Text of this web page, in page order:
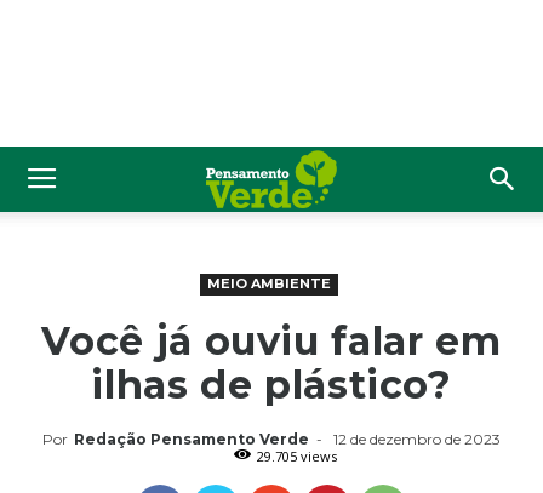
MEIO AMBIENTE
Você já ouviu falar em
ilhas de plástico?
Por Redação Pensamento Verde -
12 de dezembro de 2023
29.705 views